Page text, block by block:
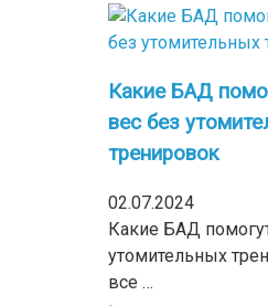
Какие БАД
вес без
тренировок
02.07.2024
Какие БАД
утомительных
все …